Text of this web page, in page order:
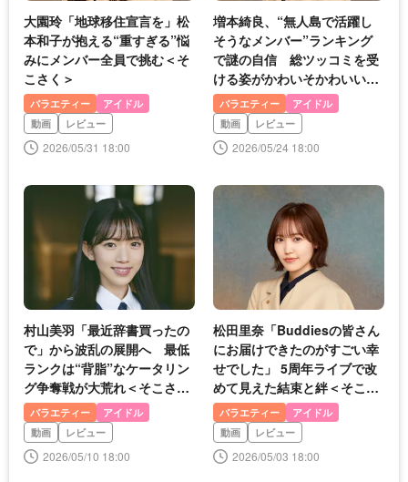
大園玲「地球移住宣言を」松
本和子が抱える“重すぎる”悩
みにメンバー全員で挑む＜そ
こさく＞
バラエティー
アイドル
動画
レビュー
2026/05/31 18:00
増本綺良、“無人島で活躍し
そうなメンバー”ランキング
で謎の自信 総ツッコミを受
ける姿がかわいそかわいい＜
そこさく＞
バラエティー
アイドル
動画
レビュー
2026/05/24 18:00
村山美羽「最近辞書買ったの
で」から波乱の展開へ 最低
ランクは“背脂”なケータリン
グ争奪戦が大荒れ＜そこさく
＞バラエティー
アイドル
動画
レビュー
2026/05/10 18:00
松田里奈「Buddiesの皆さん
にお届けできたのがすごい幸
せでした」 5周年ライブで改
めて見えた結束と絆＜そこさ
く＞
バラエティー
アイドル
動画
レビュー
2026/05/03 18:00